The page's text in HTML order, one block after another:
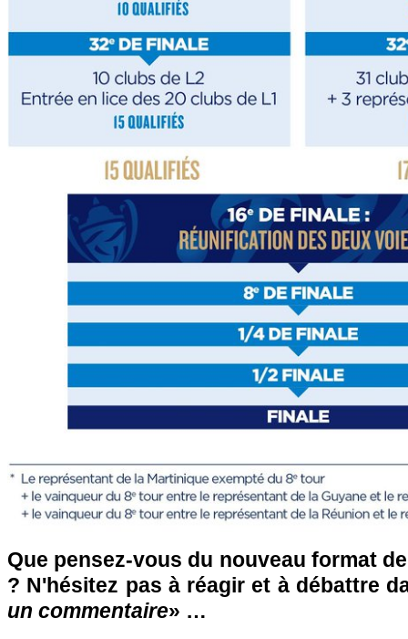
Que pensez-vous du nouveau format
? N'hésitez pas à réagir et à débattre
un commentaire» …